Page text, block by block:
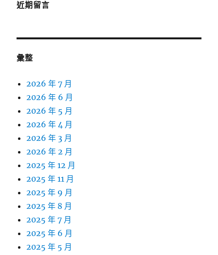
近期留言
彙整
2026 年 7 月
2026 年 6 月
2026 年 5 月
2026 年 4 月
2026 年 3 月
2026 年 2 月
2025 年 12 月
2025 年 11 月
2025 年 9 月
2025 年 8 月
2025 年 7 月
2025 年 6 月
2025 年 5 月